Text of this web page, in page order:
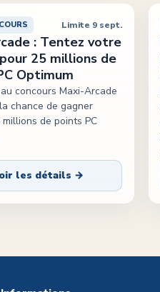
Limite 9 sept.
: Tentez votre
25 millions de
Optimum
concours Maxi-Arcade
chance de gagner
de points PC
les détails →